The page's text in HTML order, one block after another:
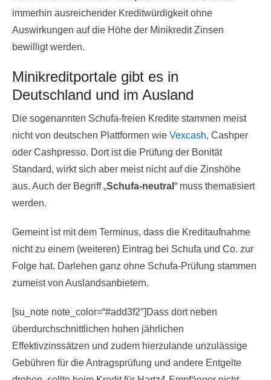
immerhin ausreichender Kreditwürdigkeit ohne
Auswirkungen auf die Höhe der Minikredit Zinsen
bewilligt werden.
Minikreditportale gibt es in
Deutschland und im Ausland
Die sogenannten Schufa-freien Kredite stammen meist
nicht von deutschen Plattformen wie Vexcash, Cashper
oder Cashpresso. Dort ist die Prüfung der Bonität
Standard, wirkt sich aber meist nicht auf die Zinshöhe
aus. Auch der Begriff „Schufa-neutral “ muss thematisiert
werden.
Gemeint ist mit dem Terminus, dass die Kreditaufnahme
nicht zu einem (weiteren) Eintrag bei Schufa und Co. zur
Folge hat. Darlehen ganz ohne Schufa-Prüfung stammen
zumeist von Auslandsanbietern.
[su_note note_color=“#add3f2″]Dass dort neben
überdurchschnittlichen hohen jährlichen
Effektivzinssätzen und zudem hierzulande unzulässige
Gebühren für die Antragsprüfung und andere Entgelte